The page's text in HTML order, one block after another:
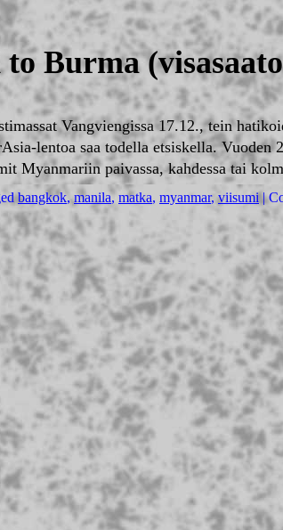
Burma
Vangviengissa 17.12., tein
lentoa saa todella etsiskella.
Myanmariin paivassa, kahdessa tai
bangkok,manila, matka, myanmar,viisumi |